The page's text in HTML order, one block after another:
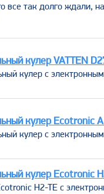
все так долго ждали,
кулер VATTEN
кулер c
кулер Ecotronic
кулер с
кулер Ecotronic
H2-TE с